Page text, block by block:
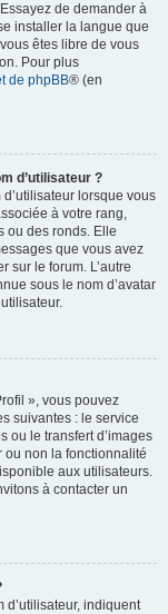
de demander à
installer la langue que
êtes libre de vous
Pour plus
de phpBB® (en
d’utilisateur ?
lorsque vous
à votre rang,
ou des ronds. Elle
que vous avez
sur le forum. L’autre
sous le nom d’avatar
», vous pouvez
suivantes : le service
ou le transfert d’images
ou non la fonctionnalité
aux utilisateurs.
à contacter un
d’utilisateur, indiquent